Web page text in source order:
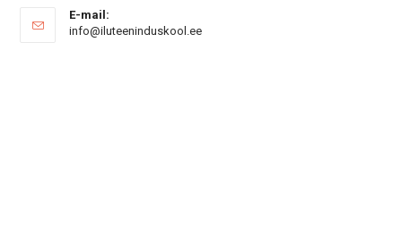
E-mail:
info@iluteeninduskool.eeOpens